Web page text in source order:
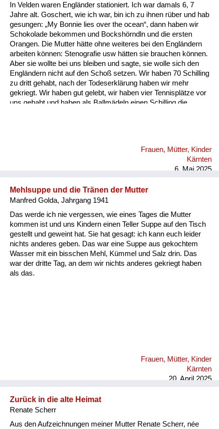
In Velden waren Engländer stationiert. Ich war damals 6, 7
Jahre alt. Goschert, wie ich war, bin ich zu ihnen rüber und hab
gesungen: „My Bonnie lies over the ocean“, dann haben wir
Schokolade bekommen und Bockshörndln und die ersten
Orangen. Die Mutter hätte ohne weiteres bei den Engländern
arbeiten können: Stenografie usw hätten sie brauchen können.
Aber sie wollte bei uns bleiben und sagte, sie wolle sich den
Engländern nicht auf den Schoß setzen. Wir haben 70 Schilling
zu dritt gehabt, nach der Todeserklärung haben wir mehr
gekriegt. Wir haben gut gelebt, wir haben vier Tennisplätze vor
uns gehabt und haben als Ballmädeln einen Schilling die
ein freies Leben damals in Velden. An den Vater haben wir nur
Frauen, Mütter, Kinder
Kärnten
6. Mai 2025
Mehlsuppe und die Tränen der Mutter
Manfred Golda, Jahrgang 1941
Das werde ich nie vergessen, wie eines Tages die Mutter
kommen ist und uns Kindern einen Teller Suppe auf den Tisch
gestellt und geweint hat. Sie hat gesagt: ich kann euch leider
nichts anderes geben. Das war eine Suppe aus gekochtem
Wasser mit ein bisschen Mehl, Kümmel und Salz drin. Das
war der dritte Tag, an dem wir nichts anderes gekriegt haben
als das.
Frauen, Mütter, Kinder
Kärnten
20. April 2025
Zurück in die alte Heimat
Renate Scherr
Aus den Aufzeichnungen meiner Mutter Renate Scherr, née